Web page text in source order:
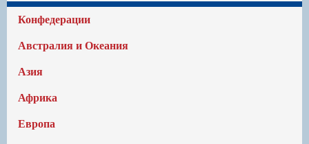
Конфедерации
Австралия и Океания
Азия
Африка
Европа